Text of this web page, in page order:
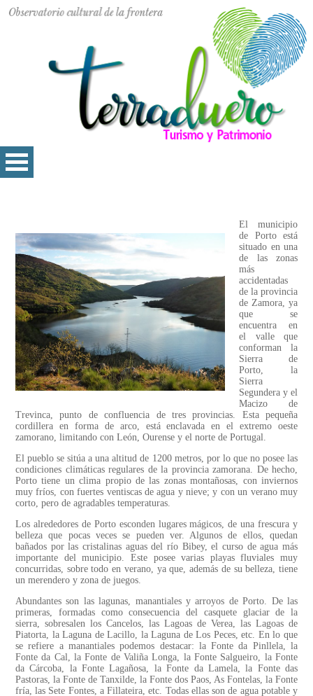
El municipio
de Porto está
situado en una
de las zonas
más
accidentadas
de la provincia
de Zamora, ya
que se
encuentra en
el valle que
conforman la
Sierra de
Porto, la
Sierra
Segundera y el
Macizo de
Trevinca, punto de confluencia de tres provincias. Esta pequeña
cordillera en forma de arco, está enclavada en el extremo oeste
zamorano, limitando con León, Ourense y el norte de Portugal.
El pueblo se sitúa a una altitud de 1200 metros, por lo que no posee las
condiciones climáticas regulares de la provincia zamorana. De hecho,
Porto tiene un clima propio de las zonas montañosas, con inviernos
muy fríos, con fuertes ventiscas de agua y nieve; y con un verano muy
corto, pero de agradables temperaturas.
Los alrededores de Porto esconden lugares mágicos, de una frescura y
belleza que pocas veces se pueden ver. Algunos de ellos, quedan
bañados por las cristalinas aguas del río Bibey, el curso de agua más
importante del municipio. Este posee varias playas fluviales muy
concurridas, sobre todo en verano, ya que, además de su belleza, tiene
un merendero y zona de juegos.
Abundantes son las lagunas, manantiales y arroyos de Porto. De las
primeras, formadas como consecuencia del casquete glaciar de la
sierra, sobresalen los Cancelos, las Lagoas de Verea, las Lagoas de
Piatorta, la Laguna de Lacillo, la Laguna de Los Peces, etc. En lo que
se refiere a manantiales podemos destacar: la Fonte da Pinllela, la
Fonte da Cal, la Fonte de Valiña Longa, la Fonte Salgueiro, la Fonte
da Cárcoba, la Fonte Lagañosa, la Fonte da Lamela, la Fonte das
Pastoras, la Fonte de Tanxilde, la Fonte dos Paos, As Fontelas, la Fonte
fría, las Sete Fontes, a Fillateira, etc. Todas ellas son de agua potable y